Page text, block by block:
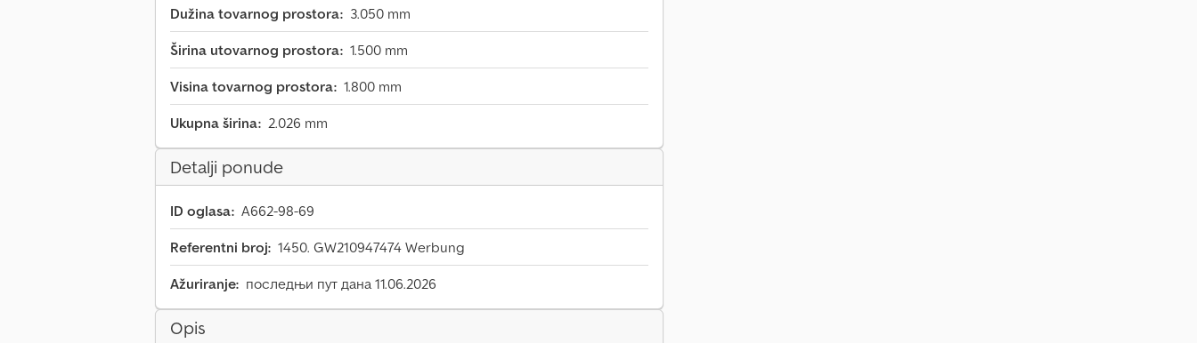
Dužina tovarnog prostora: 3.050 mm
Širina utovarnog prostora: 1.500 mm
Visina tovarnog prostora: 1.800 mm
Ukupna širina: 2.026 mm
Detalji ponude
ID oglasa: A662-98-69
Referentni broj: 1450. GW210947474 Werbung
Ažuriranje: последњи пут дана 11.06.2026
Opis